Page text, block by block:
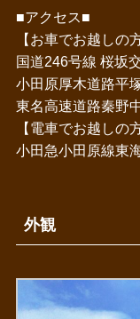
■アクセス■
【お車でお越しの方
国道246号線 桜坂
小田原厚木道路平
東名高速道路秦野
【電車でお越しの方
小田急小田原線東
外観